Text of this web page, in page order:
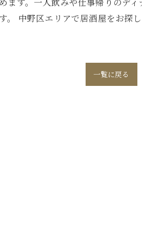
中野区エリアで居酒屋をお探
一覧に戻る